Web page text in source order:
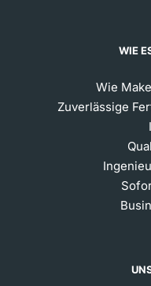
WIE
Wie
Zuverlässige